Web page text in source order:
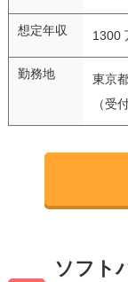
想定年収 1300
勤務地
東京
（受
ソフト